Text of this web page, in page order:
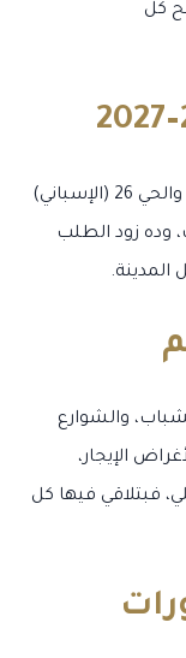
كل
أحياء زي الحي 11، الحي 13 (اليوناني)، الحي 15، والحي 26 (الإسباني)
وده زود الطلب
المدينة.
والشوارع
الإيجار،
فبتلاقي فيها كل